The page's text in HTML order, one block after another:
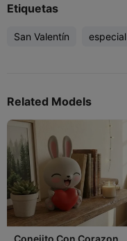
Etiquetas
San Valentín especial
Related Models
Conejito Con Corazon